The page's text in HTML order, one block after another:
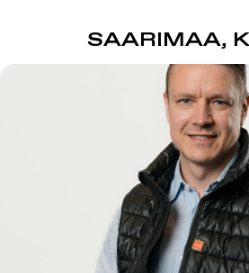
sisältöön
SAARIMAA,